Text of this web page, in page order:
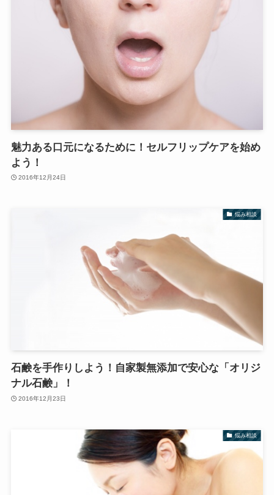
魅力ある口元になるために！セルフリップケアを始め
よう！
2016年12月24日
悩み相談
石鹸を手作りしよう！自家製無添加で安心な「オリジ
ナル石鹸」！
2016年12月23日
悩み相談